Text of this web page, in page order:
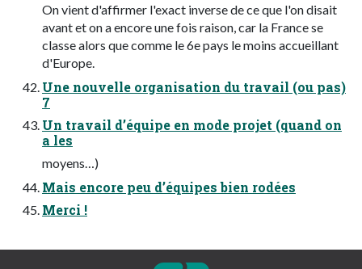
On vient d'affirmer l'exact inverse de ce que l'on disait
avant et on a encore une fois raison, car la France se
classe alors que comme le 6e pays le moins accueillant
d'Europe.
Une nouvelle organisation du travail (ou pas)
7
Un travail d’équipe en mode projet (quand on
a les
moyens…)
Mais encore peu d’équipes bien rodées
Merci !